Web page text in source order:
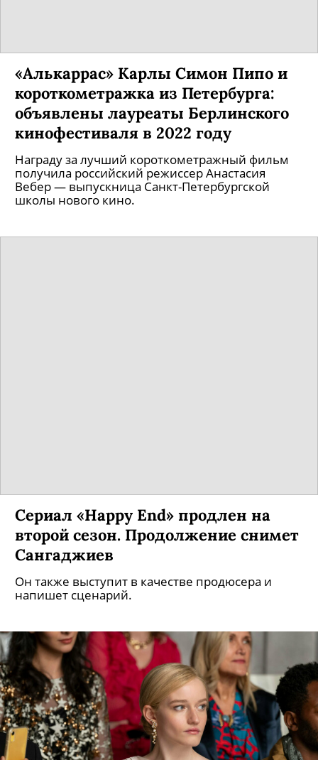
«Алькаррас» Карлы Симон Пипо и
короткометражка из Петербурга:
объявлены лауреаты Берлинского
кинофестиваля в 2022 году
Награду за лучший короткометражный фильм
получила российский режиссер Анастасия
Вебер — выпускница Санкт-Петербургской
школы нового кино.
Сериал «Happy End» продлен на
второй сезон. Продолжение снимет
Сангаджиев
Он также выступит в качестве продюсера и
напишет сценарий.